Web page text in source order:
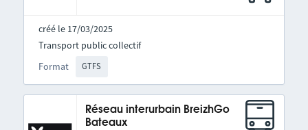
créé le 17/03/2025
Format GTFS
Transport public collectif
Réseau interurbain BreizhGo
Bateaux